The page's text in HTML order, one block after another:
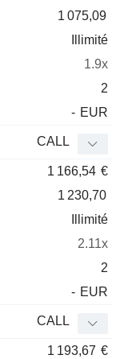
1 075,09
Illimité
1.9x
2
- EUR
CALL
1 166,54 €
1 230,70
Illimité
2.11x
2
- EUR
CALL
1 193,67 €